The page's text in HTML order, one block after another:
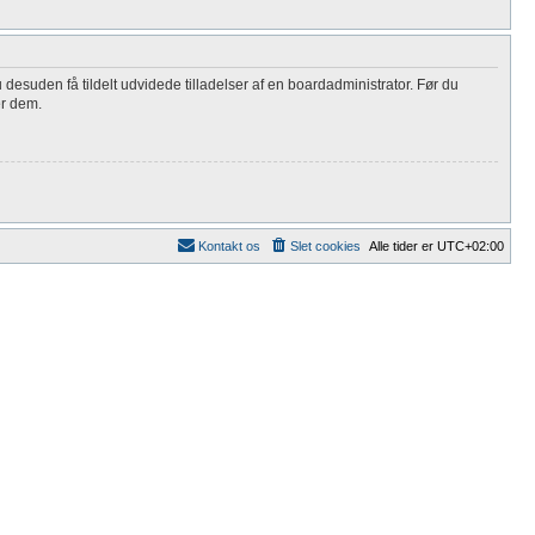
få tildelt udvidede tilladelser af en boardadministrator. Før du
dem.
Alle tider er UTC+02:00
Slet cookies
Kontakt os